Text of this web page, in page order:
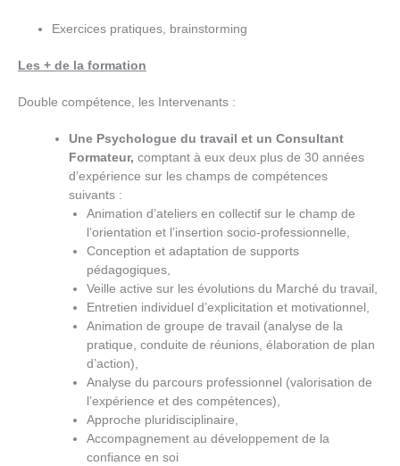
Exercices pratiques, brainstorming
Les + de la formation
Double compétence, les Intervenants :
Une Psychologue du travail et un Consultant
Formateur, comptant à eux deux plus de 30 années
d’expérience sur les champs de compétences
suivants :
Animation d’ateliers en collectif sur le champ de
l’orientation et l’insertion socio-professionnelle,
Conception et adaptation de supports
pédagogiques,
Veille active sur les évolutions du Marché du travail,
Entretien individuel d’explicitation et motivationnel,
Animation de groupe de travail (analyse de la
pratique, conduite de réunions, élaboration de plan
d’action),
Analyse du parcours professionnel (valorisation de
l’expérience et des compétences),
Approche pluridisciplinaire,
Accompagnement au développement de la
confiance en soi